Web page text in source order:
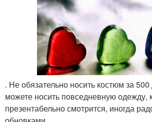
. Не обязательно носить костюм за
можете носить повседневную одежду,
презентабельно смотрится, иногда